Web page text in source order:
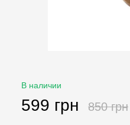
В наличии
599 грн 850 грн